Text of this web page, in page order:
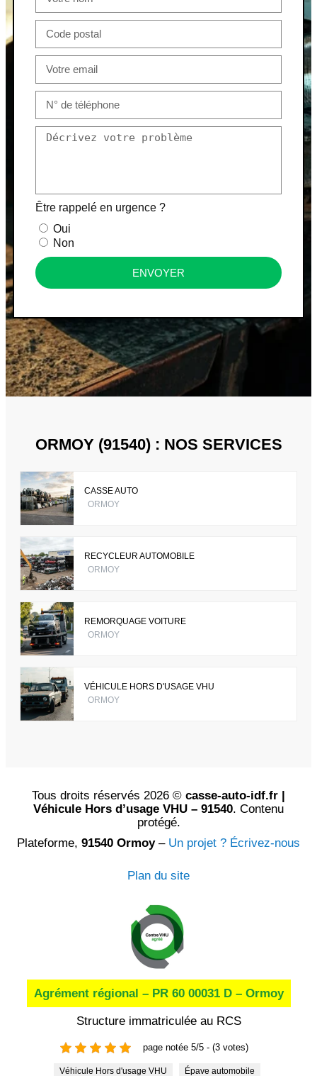
Être rappelé en urgence ?
Oui
Non
ENVOYER
ORMOY (91540) : NOS SERVICES
CASSE AUTO
ORMOY
RECYCLEUR AUTOMOBILE
ORMOY
REMORQUAGE VOITURE
ORMOY
VÉHICULE HORS D'USAGE VHU
ORMOY
Tous droits réservés 2026 © casse-auto-idf.fr |
Véhicule Hors d’usage VHU – 91540. Contenu
protégé.
Plateforme, 91540 Ormoy– Un projet ? Écrivez-nous
Plan du site
Agrément régional – PR 60 00031 D – Ormoy
Structure immatriculée au RCS
page notée 5/5 - (3 votes)
Véhicule Hors d'usage VHU Épave automobile